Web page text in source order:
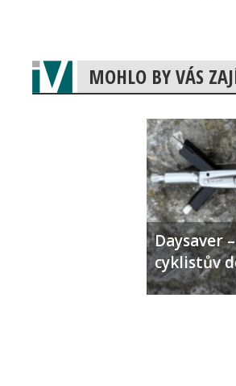
MOHLO BY VÁS
Daysaver
cyklistův